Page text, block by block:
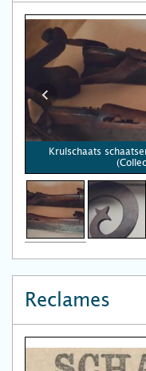
Krulschaats
Reclames